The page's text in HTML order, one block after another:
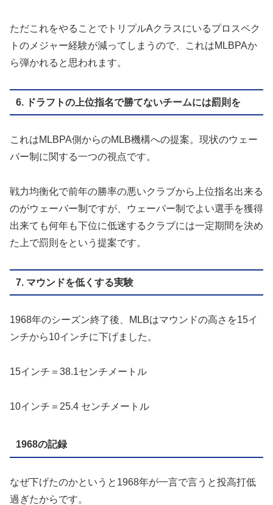
ただこれをやることでトリプルAクラスにいるプロスペク
トのメジャー経験が減ってしまうので、これはMLBPAか
ら弾かれると思われます。
6. ドラフトの上位指名で勝てないチームには罰則を
これはMLBPA側からのMLB機構への提案。現状のウェー
バー制に関する一つの視点です。
戦力均衡化で前年の勝率の悪いクラブから上位指名出来る
のがウェーバー制ですが、ウェーバー制でよい選手を獲得
出来ても何年も下位に低迷するクラブには一定期間を決め
た上で罰則をという提案です。
7. マウンドを低くする実験
1968年のシーズン終了後、MLBはマウンドの高さを15イ
ンチから10インチに下げました。
15インチ＝38.1センチメートル
10インチ＝25.4 センチメートル
1968の記録
なぜ下げたのかというと1968年が一言で言うと投高打低
過ぎたからです。